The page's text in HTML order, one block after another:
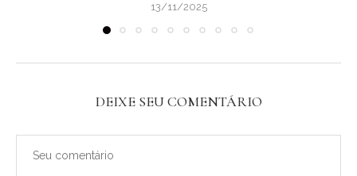
13/11/2025
DEIXE SEU COMENTÁRIO